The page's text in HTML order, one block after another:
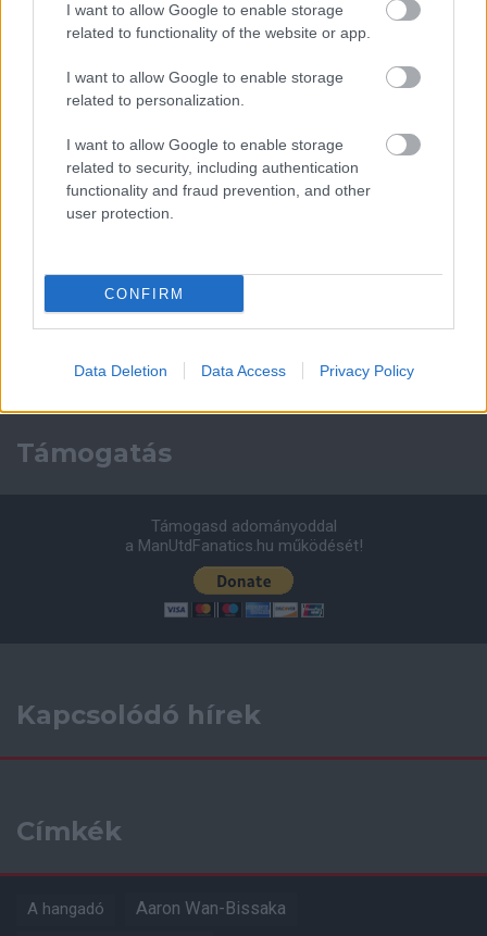
I want to allow Google to enable storage
related to functionality of the website or app.
I want to allow Google to enable storage
related to personalization.
I want to allow Google to enable storage
related to security, including authentication
functionality and fraud prevention, and other
user protection.
CONFIRM
Data Deletion Data Access Privacy Policy
Paris Saint-Germainvs
Manchester United
Felkészülési szezon 4. mérkőzés
Nya Ullevi, Göteborg
2026-08-08 17:00
Leeds United Manchester United
ELŐZŐ MÉRKŐZÉSEK
Támogatás
Támogasd adományoddal
a ManUtdFanatics.hu működését!
Kapcsolódó hírek
Címkék
A hangadó Aaron Wan-Bissaka